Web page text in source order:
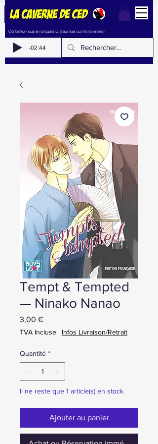
Contactez-nous en cliquant ici (reprises ou info diverses)
-02:44
Tempt & Tempted
— Ninako Nanao
3,00 €Prix
TVA Incluse | Infos Livraison/Retrait
Quantité *
Il ne reste que 1 article(s) en stock
Ajouter au panier